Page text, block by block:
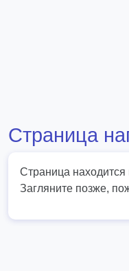
Страница
Страница
Загляните позже,